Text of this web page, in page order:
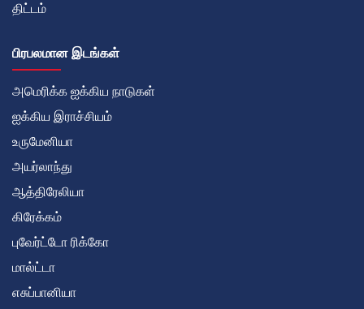
திட்டம்
பிரபலமான இடங்கள்
அமெரிக்க ஐக்கிய நாடுகள்
ஐக்கிய இராச்சியம்
உருமேனியா
அயர்லாந்து
ஆத்திரேலியா
கிரேக்கம்
புவேர்ட்டோ ரிக்கோ
மால்ட்டா
எசுப்பானியா